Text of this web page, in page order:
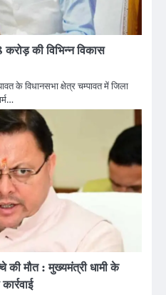
की विभिन्न विकास
के विधानसभा क्षेत्र चम्पावत में जिला
की मौत : मुख्यमंत्री धामी के